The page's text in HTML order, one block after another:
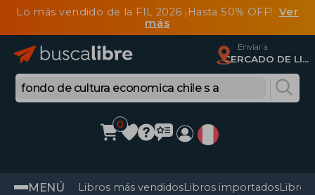
Lo más vendido de la FIL 2026 ¡Hasta 50% OFF! Ver
más
Enviar a
CERCADO DE LIMA, Lima
0
MENÚ Libros más vendidosLibros importadosLibros